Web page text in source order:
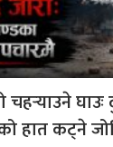
हात कट्ने